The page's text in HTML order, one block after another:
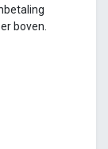
boven.